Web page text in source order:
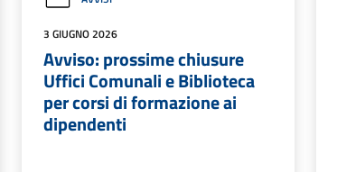
3 GIUGNO 2026
Avviso: prossime chiusure
Uffici Comunali e Biblioteca
per corsi di formazione ai
dipendenti